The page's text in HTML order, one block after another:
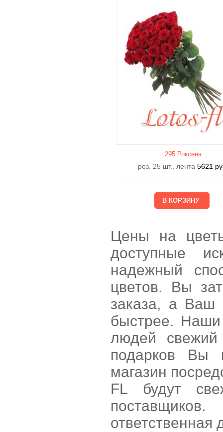
295 Роксена
роз. 25 шт., лента5621
Цены на
доступные
надежный
цветов. Вы
заказа, а Ваш
быстрее.
людей свежий
подарков Вы
магазин
FL будут
ответственная